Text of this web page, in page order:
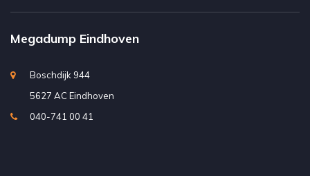
Megadump Eindhoven
Boschdijk 944
5627 AC Eindhoven
040-741 00 41